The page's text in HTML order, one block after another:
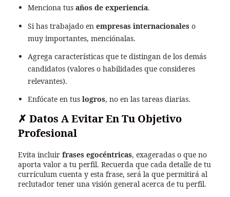
Menciona tus años de experiencia.
Si has trabajado en empresas internacionaleso
muy importantes, menciónalas.
Agrega características que te distingan de los demás
candidatos (valores o habilidades que consideres
relevantes).
Enfócate en tus logros, no en las tareas diarias.
✗ Datos A Evitar En Tu Objetivo
Profesional
Evita incluir frases egocéntricas, exageradas o que no
aporta valor a tu perfil. Recuerda que cada detalle de tu
currículum cuenta y esta frase, será la que permitirá al
reclutador tener una visión general acerca de tu perfil.